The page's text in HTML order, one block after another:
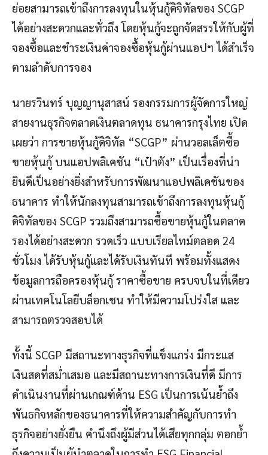
ย่อยสามารถเข้าถึงการลงทุนในหุ้นกู้ดิจิทัลของ SCGP
ได้อย่างสะดวกและทั่วถึง โดยหุ้นกู้จะถูกจัดสรรให้กับผู้ที่
จองซื้อและชำระเงินค่าจองซื้อหุ้นกู้ผ่านแอปฯ ได้สำเร็จ
ตามลำดับการจอง
นายรวินทร์ บุญญานุสาสน์ รองกรรมการผู้จัดการใหญ่
สายงานธุรกิจตลาดเงินตลาดทุน ธนาคารกรุงไทย เปิด
เผยว่า การขายหุ้นกู้ดิจิทัล “SCGP” ผ่านวอลเล็ตซื้อ
ขายหุ้นกู้ บนแอปพลิเคชัน “เป๋าตัง” เป็นเรื่องที่น่า
ยินดีเป็นอย่างยิ่งสำหรับการพัฒนาแอปพลิเคชันของ
ธนาคาร ทำให้นักลงทุนสามารถเข้าถึงการลงทุนหุ้นกู้
ดิจิทัลของ SCGP รวมถึงสามารถซื้อขายหุ้นกู้ในตลาด
รองได้อย่างสะดวก รวดเร็ว แบบเรียลไทม์ตลอด 24
ชั่วโมง ได้รับหุ้นกู้และได้รับเงินทันที พร้อมทั้งแสดง
ข้อมูลการถือครองหุ้นกู้ ราคาซื้อขาย ครบจบในที่เดียว
ผ่านเทคโนโลยีบล็อกเชน ทำให้มีความโปร่งใส และ
สามารถตรวจสอบได้
ทั้งนี้ SCGP มีสถานะทางธุรกิจที่แข็งแกร่ง มีกระแส
เงินสดที่สม่ำเสมอ และมีสถานะทางการเงินที่ดี มีการ
ดำเนินงานที่ผ่านเกณฑ์ด้าน ESG เป็นการเน้นย้ำถึง
พันธกิจหลักของธนาคารที่ให้ความสำคัญกับการทำ
ธุรกิจอย่างยั่งยืน คำนึงถึงผู้มีส่วนได้เสียทุกกลุ่ม ตอกย้ำ